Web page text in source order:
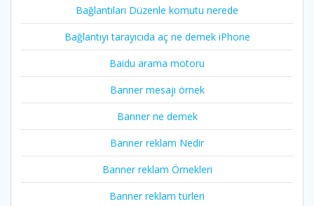
Bağlantıları Düzenle komutu nerede
Bağlantıyı tarayıcıda aç ne demek iPhone
Baidu arama motoru
Banner mesajı örnek
Banner ne demek
Banner reklam Nedir
Banner reklam Örnekleri
Banner reklam türleri